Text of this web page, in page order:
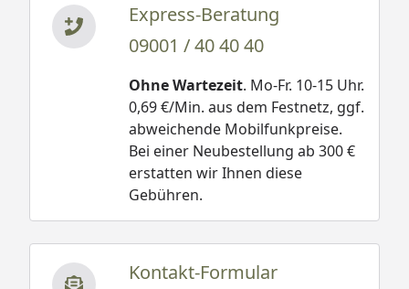
Express-Beratung
09001 / 40 40 40
Ohne Wartezeit. Mo-Fr. 10-15 Uhr.
0,69 €/Min. aus dem Festnetz, ggf.
abweichende Mobilfunkpreise.
Bei einer Neubestellung ab 300 €
erstatten wir Ihnen diese
Gebühren.
Kontakt-Formular